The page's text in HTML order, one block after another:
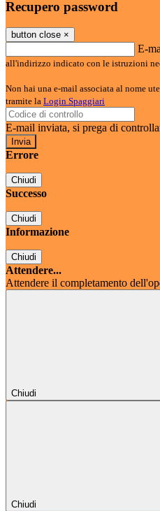
Recupero password
button close ×
E-
all'indirizzo indicato con le istruzioni
Non hai una e-mail associata al nome
tramite la Login Spaggiari
E-mail inviata, si prega di
Errore
Chiudi
Successo
Chiudi
Informazione
Chiudi
Attendere...
Attendere il completamento
Chiudi
Chiudi